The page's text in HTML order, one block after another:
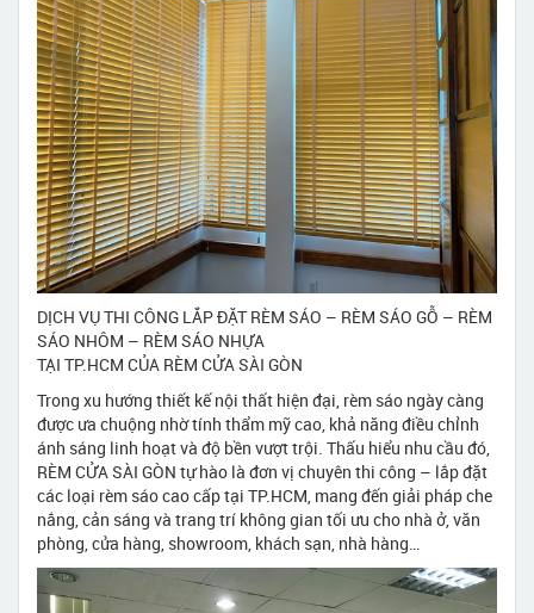
DỊCH VỤ THI CÔNG LẮP ĐẶT RÈM SÁO – RÈM SÁO GỖ – RÈM
SÁO NHÔM – RÈM SÁO NHỰA
TẠI TP.HCM CỦA RÈM CỬA SÀI GÒN
Trong xu hướng thiết kế nội thất hiện đại, rèm sáo ngày càng
được ưa chuộng nhờ tính thẩm mỹ cao, khả năng điều chỉnh
ánh sáng linh hoạt và độ bền vượt trội. Thấu hiểu nhu cầu đó,
RÈM CỬA SÀI GÒN tự hào là đơn vị chuyên thi công – lắp đặt
các loại rèm sáo cao cấp tại TP.HCM, mang đến giải pháp che
nắng, cản sáng và trang trí không gian tối ưu cho nhà ở, văn
phòng, cửa hàng, showroom, khách sạn, nhà hàng…